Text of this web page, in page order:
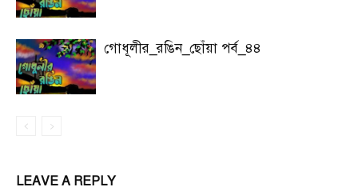
গোধূলীর_রঙিন_ছোঁয়া পর্ব_৪৪
LEAVE A REPLY